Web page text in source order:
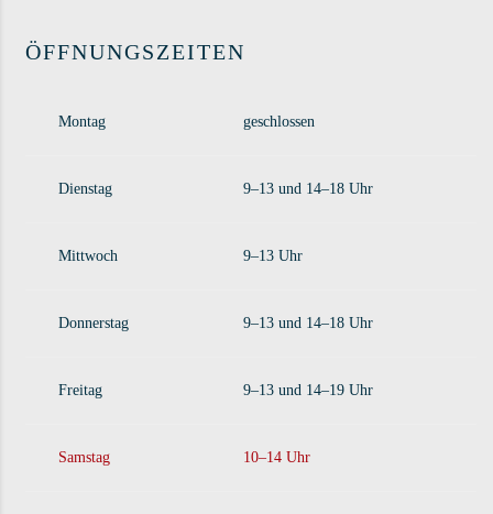
ÖFFNUNGSZEITEN
Montag geschlossen
Dienstag 9–13 und 14–18 Uhr
Mittwoch 9–13 Uhr
Donnerstag 9–13 und 14–18 Uhr
Freitag 9–13 und 14–19 Uhr
Samstag 10–14 Uhr